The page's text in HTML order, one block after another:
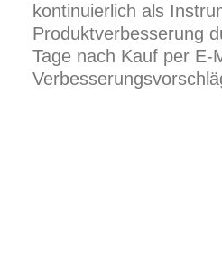
kontinuierlich als
Produktverbesserung
Tage nach Kauf per E-